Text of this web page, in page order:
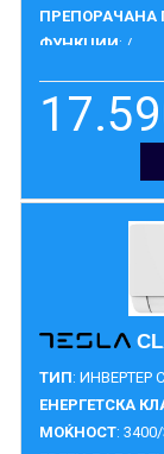
ФУНКЦИИ: /
ТИП: ИНВЕРТЕР
ЕНЕРГЕТСКА
МОЌНОСТ: